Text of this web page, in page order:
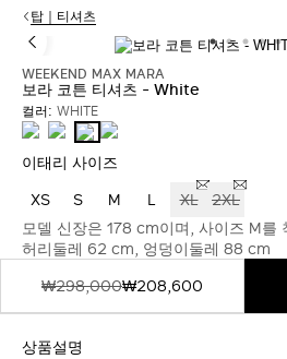
탑｜티셔츠
WEEKEND MAX MARA
보라 코튼 티셔츠 - White
컬러: WHITE
WHITELIGHT
YELLOW
WHITENAVY
이태리 사이즈
XS S M L XL 2XL
모델 신장은 178 cm이며, 사이즈 M를
허리둘레 62 cm, 엉덩이둘레 88 cm
₩298,000₩208,600
상품설명
비밀번호 *
로그인
막스마라의 세계
을 초대합니다